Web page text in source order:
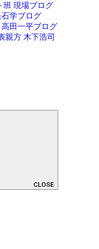
班 現場ブログ
学ブログ
田一平ブログ
親方 木下浩司
CLOSE